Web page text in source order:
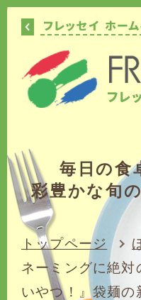
毎日の食
彩豊かな旬
トップページ
ネーミングに絶
いやつ！』袋麺